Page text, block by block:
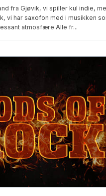
fra Gjøvik, vi spiller kul indie,
vi har saxofon med i musikken
atmosfære Alle fr...